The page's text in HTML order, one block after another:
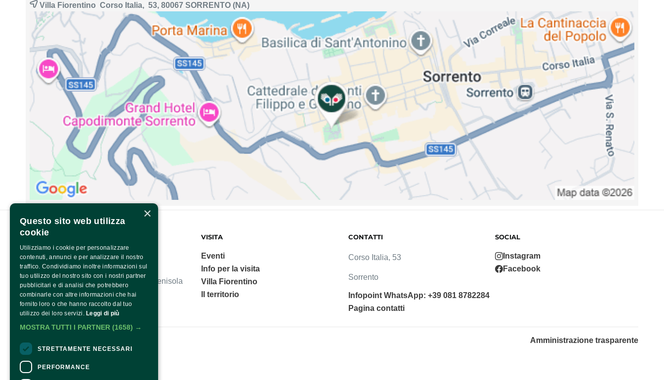
Villa Fiorentino Corso Italia, 53, 80067 SORRENTO(NA)
FONDAZIONE SORRENTO
Villa Fiorentino, polo culturale della Penisola
Sorrentina.
VISITA
Eventi
Info per la visita
Villa Fiorentino
Il territorio
CONTATTI
Corso Italia, 53
Sorrento
Infopoint WhatsApp: +39 081 8782284
Pagina contatti
SOCIAL
Instagram
Facebook
Amministrazione trasparente
Contatti
×
Questo sito web utilizza
cookie
Utilizziamo i cookie per personalizzare
contenuti, annunci e per analizzare il nostro
traffico. Condividiamo inoltre informazioni sul
tuo utilizzo del nostro sito con i nostri partner
pubblicitari e di analisi che potrebbero
combinarle con altre informazioni che hai
fornito loro o che hanno raccolto dal tuo
utilizzo dei loro servizi. Leggi di più
MOSTRA TUTTI I PARTNER (1658) →
STRETTAMENTE NECESSARI
PERFORMANCE